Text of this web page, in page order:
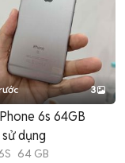
3
6s 64GB
dụng
64 GB